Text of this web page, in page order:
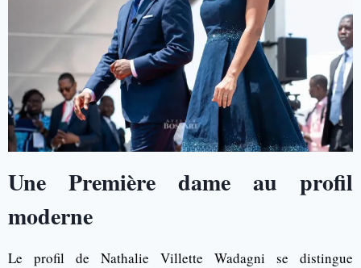
Une Première dame au profil
moderne
Le profil de Nathalie Villette Wadagni se distingue